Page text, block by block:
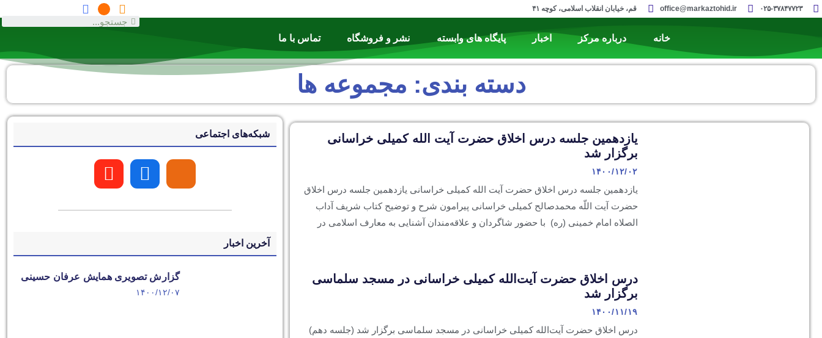
۰۲۵-۳۷۸۴۷۷۲۳ office@markaztohid.ir قم، خیابان انقلاب اسلامی، کوچه ۴۱
خانه درباره مرکز اخبار پایگاه های وابسته نشر و فروشگاه تماس با ما
دسته بندی: مجموعه ‌ها
یازدهمین جلسه درس اخلاق حضرت آیت الله کمیلی خراسانی
برگزار شد
۱۴۰۰/۱۲/۰۲
یازدهمین جلسه درس اخلاق حضرت آیت الله کمیلی خراسانی یازدهمین جلسه درس اخلاق
حضرت آیت اللّه محمدصالح کمیلی خراسانی پیرامون شرح و توضیح کتاب شریف آداب
الصلاه امام خمینی (ره) با حضور شاگردان و علاقه‌مندان آشنایی به معارف اسلامی در
درس اخلاق حضرت آیت‌الله کمیلی خراسانی در مسجد سلماسی
برگزار شد
۱۴۰۰/۱۱/۱۹
درس اخلاق حضرت آیت‌الله کمیلی خراسانی در مسجد سلماسی برگزار شد (جلسه دهم)
شبکه‌های اجتماعی
آخرین اخبار
گزارش تصویری همایش عرفان حسینی
۱۴۰۰/۱۲/۰۷